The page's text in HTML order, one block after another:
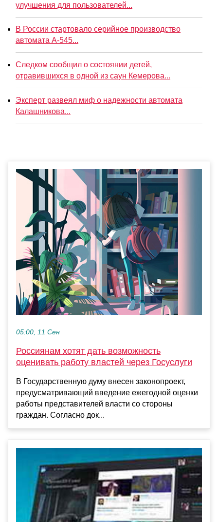
улучшения для пользователей...
В России стартовало серийное производство
автомата А-545...
Следком сообщил о состоянии детей,
отравившихся в одной из саун Кемерова...
Эксперт развеял миф о надежности автомата
Калашникова...
05:00, 11 Сен
Россиянам хотят дать возможность
оценивать работу властей через Госуслуги
В Государственную думу внесен законопроект,
предусматривающий введение ежегодной оценки
работы представителей власти со стороны
граждан. Согласно док...